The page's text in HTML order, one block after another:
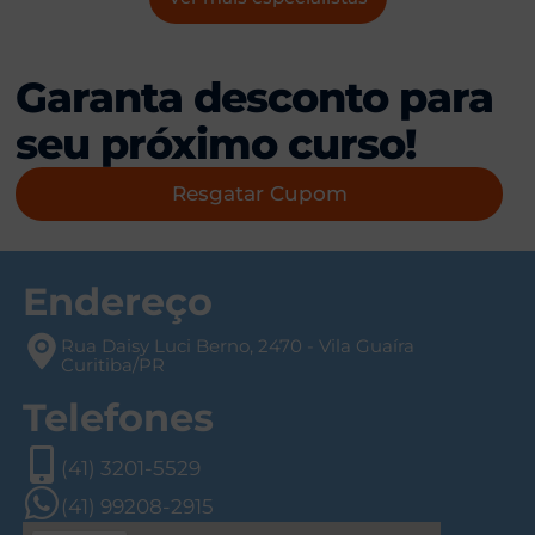
Garanta desconto para
seu próximo curso!
Resgatar Cupom
Endereço
Rua Daisy Luci Berno, 2470 - Vila Guaíra
Curitiba/PR
Telefones
(41) 3201-5529
(41) 99208-2915